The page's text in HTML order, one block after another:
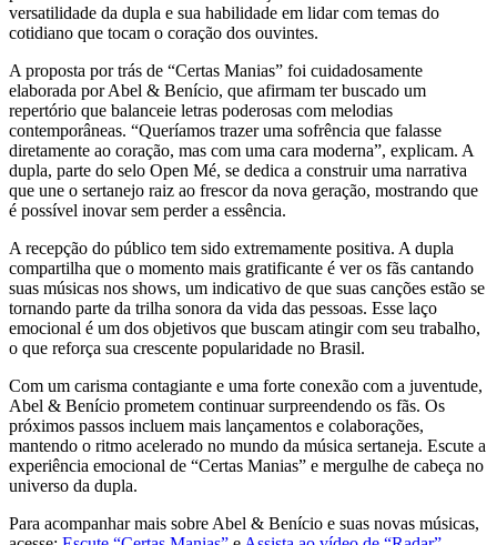
versatilidade da dupla e sua habilidade em lidar com temas do
cotidiano que tocam o coração dos ouvintes.
A proposta por trás de “Certas Manias” foi cuidadosamente
elaborada por Abel & Benício, que afirmam ter buscado um
repertório que balanceie letras poderosas com melodias
contemporâneas. “Queríamos trazer uma sofrência que falasse
diretamente ao coração, mas com uma cara moderna”, explicam. A
dupla, parte do selo Open Mé, se dedica a construir uma narrativa
que une o sertanejo raiz ao frescor da nova geração, mostrando que
é possível inovar sem perder a essência.
A recepção do público tem sido extremamente positiva. A dupla
compartilha que o momento mais gratificante é ver os fãs cantando
suas músicas nos shows, um indicativo de que suas canções estão se
tornando parte da trilha sonora da vida das pessoas. Esse laço
emocional é um dos objetivos que buscam atingir com seu trabalho,
o que reforça sua crescente popularidade no Brasil.
Com um carisma contagiante e uma forte conexão com a juventude,
Abel & Benício prometem continuar surpreendendo os fãs. Os
próximos passos incluem mais lançamentos e colaborações,
mantendo o ritmo acelerado no mundo da música sertaneja. Escute a
experiência emocional de “Certas Manias” e mergulhe de cabeça no
universo da dupla.
Para acompanhar mais sobre Abel & Benício e suas novas músicas,